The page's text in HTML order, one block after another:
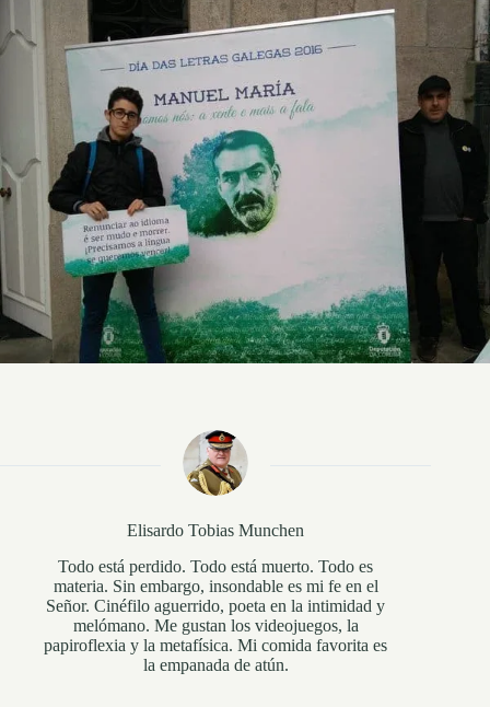
Elisardo Tobias Munchen
Todo está perdido. Todo está muerto. Todo es
materia. Sin embargo, insondable es mi fe en el
Señor. Cinéfilo aguerrido, poeta en la intimidad y
melómano. Me gustan los videojuegos, la
papiroflexia y la metafísica. Mi comida favorita es
la empanada de atún.